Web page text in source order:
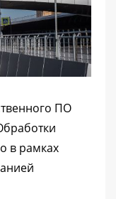
ПО
в рамках